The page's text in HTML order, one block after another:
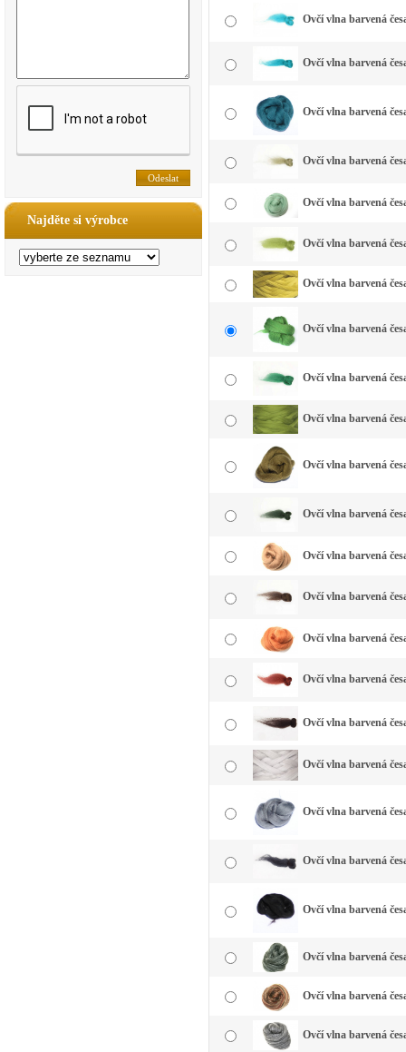
Najděte si výrobce
Ovčí vlna barvená
Ovčí vlna barvená
Ovčí vlna barvená
Ovčí vlna barvená
Ovčí vlna barvená
Ovčí vlna barvená
Ovčí vlna barvená
Ovčí vlna barvená
Ovčí vlna barvená
Ovčí vlna barvená
Ovčí vlna barvená
Ovčí vlna barvená
Ovčí vlna barvená
Ovčí vlna barvená
Ovčí vlna barvená
Ovčí vlna barvená
Ovčí vlna barvená
Ovčí vlna barvená
Ovčí vlna barvená
Ovčí vlna barvená
Ovčí vlna barvená
Ovčí vlna barvená
Ovčí vlna barvená
Ovčí vlna barvená